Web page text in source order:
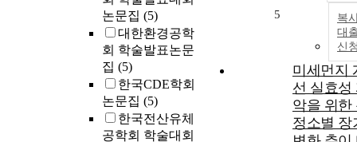
논문집 (5)
대한환경공학
회 학술발표논문
집 (5)
한국CDE학회
논문집 (5)
한국전산유체
공학회 학술대회
복
대
신
5
미세먼지
선 실효성
악을 위한
정소별 장